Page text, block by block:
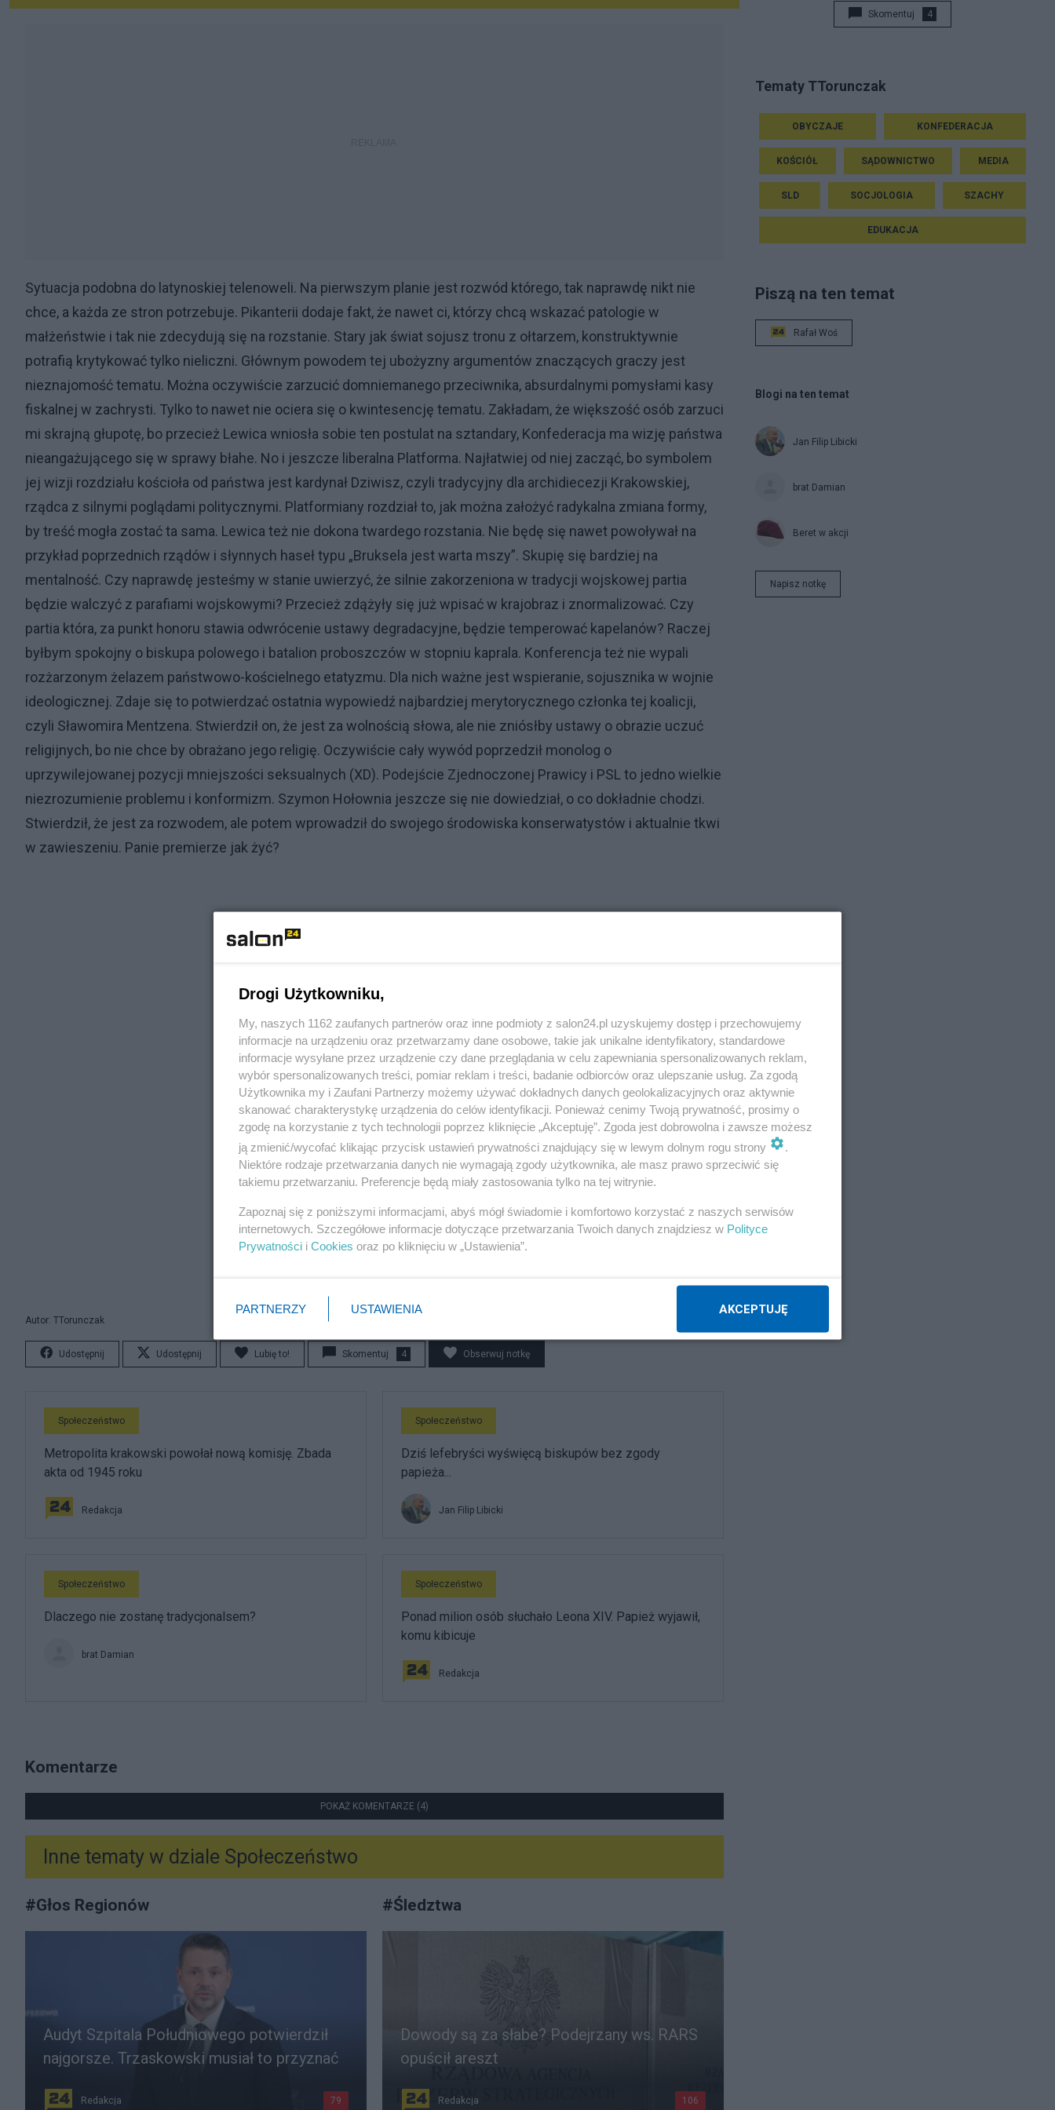
Sytuacja podobna do latynoskiej telenoweli. Na pierwszym planie jest rozwód którego, tak naprawdę nikt nie
chce, a każda ze stron potrzebuje. Pikanterii dodaje fakt, że nawet ci, którzy chcą wskazać patologie w
małżeństwie i tak nie zdecydują się na rozstanie. Stary jak świat sojusz tronu z ołtarzem, konstruktywnie
potrafią krytykować tylko nieliczni. Głównym powodem tej ubożyzny argumentów znaczących graczy jest
nieznajomość tematu. Można oczywiście zarzucić domniemanego przeciwnika, absurdalnymi pomysłami kasy
fiskalnej w zachrysti. Tylko to nawet nie ociera się o kwintesencję tematu. Zakładam, że większość osób zarzuci
mi skrajną głupotę, bo przecież Lewica wniosła sobie ten postulat na sztandary, Konfederacja ma wizję państwa
nieangażującego się w sprawy błahe. No i jeszcze liberalna Platforma. Najłatwiej od niej zacząć, bo symbolem
jej wizji rozdziału kościoła od państwa jest kardynał Dziwisz, czyli tradycyjny dla archidiecezji Krakowskiej,
rządca z silnymi poglądami politycznymi. Platformiany rozdział to, jak można założyć radykalna zmiana formy,
by treść mogła zostać ta sama. Lewica też nie dokona twardego rozstania. Nie będę się nawet powoływał na
przykład poprzednich rządów i słynnych haseł typu „Bruksela jest warta mszy”. Skupię się bardziej na
mentalność. Czy naprawdę jesteśmy w stanie uwierzyć, że silnie zakorzeniona w tradycji wojskowej partia
będzie walczyć z parafiami wojskowymi? Przecież zdążyły się już wpisać w krajobraz i znormalizować. Czy
partia która, za punkt honoru stawia odwrócenie ustawy degradacyjne, będzie temperować kapelanów? Raczej
byłbym spokojny o biskupa polowego i batalion proboszczów w stopniu kaprala. Konferencja też nie wypali
rozżarzonym żelazem państwowo-kościelnego etatyzmu. Dla nich ważne jest wspieranie, sojusznika w wojnie
ideologicznej. Zdaje się to potwierdzać ostatnia wypowiedź najbardziej merytorycznego członka tej koalicji,
czyli Sławomira Mentzena. Stwierdził on, że jest za wolnością słowa, ale nie zniósłby ustawy o obrazie uczuć
religijnych, bo nie chce by obrażano jego religię. Oczywiście cały wywód poprzedził monolog o
uprzywilejowanej pozycji mniejszości seksualnych (XD). Podejście Zjednoczonej Prawicy i PSL to jedno wielkie
niezrozumienie problemu i konformizm. Szymon Hołownia jeszcze się nie dowiedział, o co dokładnie chodzi.
Stwierdził, że jest za rozwodem, ale potem wprowadził do swojego środowiska konserwatystów i aktualnie tkwi
w zawieszeniu. Panie premierze jak żyć?
Autor: TTorunczak
Udostępnij Udostępnij Lubię to! Skomentuj 4 Obserwuj notkę
Społeczeństwo
Metropolita krakowski powołał nową komisję. Zbada
akta od 1945 roku
Redakcja
Społeczeństwo
Dziś lefebryści wyświęcą biskupów bez zgody
papieża...
Jan Filip Libicki
Społeczeństwo
Dlaczego nie zostanę tradycjonalsem?
brat Damian
Społeczeństwo
Ponad milion osób słuchało Leona XIV. Papież wyjawił,
komu kibicuje
Redakcja
Komentarze
POKAŻ KOMENTARZE (4)
Inne tematy w dziale Społeczeństwo
#Głos Regionów
Audyt Szpitala Południowego potwierdził
najgorsze. Trzaskowski musiał to przyznać
Redakcja 79
#Śledztwa
Dowody są za słabe? Podejrzany ws. RARS
opuścił areszt
Redakcja 106
Skomentuj 4
Tematy TTorunczak
OBYCZAJE KONFEDERACJA
KOŚCIÓŁ SĄDOWNICTWO MEDIA
SLD SOCJOLOGIA SZACHY
EDUKACJA
Piszą na ten temat
Rafał Woś
Blogi na ten temat
Jan Filip Libicki
brat Damian
Beret w akcji
Napisz notkę
Drogi Użytkowniku,
My, naszych 1162 zaufanych partnerów oraz inne podmioty z salon24.pl uzyskujemy dostęp i przechowujemy
informacje na urządzeniu oraz przetwarzamy dane osobowe, takie jak unikalne identyfikatory, standardowe
informacje wysyłane przez urządzenie czy dane przeglądania w celu zapewniania spersonalizowanych reklam,
wybór spersonalizowanych treści, pomiar reklam i treści, badanie odbiorców oraz ulepszanie usług. Za zgodą
Użytkownika my i Zaufani Partnerzy możemy używać dokładnych danych geolokalizacyjnych oraz aktywnie
skanować charakterystykę urządzenia do celów identyfikacji. Ponieważ cenimy Twoją prywatność, prosimy o
zgodę na korzystanie z tych technologii poprzez kliknięcie „Akceptuję”. Zgoda jest dobrowolna i zawsze możesz
ją zmienić/wycofać klikając przycisk ustawień prywatności znajdujący się w lewym dolnym rogu strony
.
Niektóre rodzaje przetwarzania danych nie wymagają zgody użytkownika, ale masz prawo sprzeciwić się
takiemu przetwarzaniu. Preferencje będą miały zastosowania tylko na tej witrynie.
Zapoznaj się z poniższymi informacjami, abyś mógł świadomie i komfortowo korzystać z naszych serwisów
internetowych. Szczegółowe informacje dotyczące przetwarzania Twoich danych znajdziesz w Polityce
Prywatności i Cookies oraz po kliknięciu w „Ustawienia”.
PARTNERZY USTAWIENIA AKCEPTUJĘ